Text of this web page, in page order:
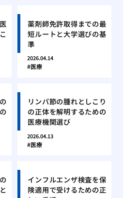
薬剤師免許取得までの最
短ルートと大学選びの基
準
2026.04.14
医療
リンパ節の腫れとしこり
の正体を解明するための
医療機関選び
2026.04.13
医療
インフルエンザ検査を保
険適用で受けるための正